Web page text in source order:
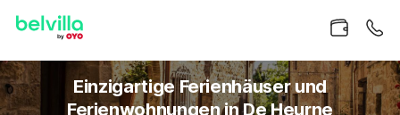
Einzigartige Ferienhäuser und
Ferienwohnungen in De Heurne